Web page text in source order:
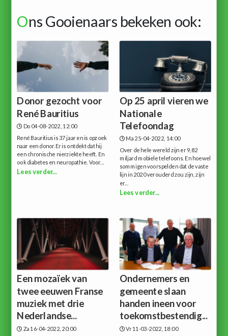
Ons Gooienaars bekeken ook:
Donor gezocht voor
René Bauritius
Do 04-08-2022, 12:00
René Bauritius is 37 jaar en is opzoek
naar een donor.Er is ontdekt dat hij
een chronische nierziekte heeft. En
ook diabetes en neuropathie. Voor...
Lees verder...
Op 25 april vieren we
Nationale
Telefoondag
Ma 25-04-2022, 14:00
Over de hele wereld zijn er 9,82
miljard mobiele telefoons. En hoewel
sommigen voorspelden dat de vaste
lijn in 2020 verouderd zou zijn, zijn
er...
Lees verder...
Een mozaïek van
twee eeuwen Franse
muziek met drie
Nederlandse...
Za 16-04-2022, 20:00
Ondernemers en
gemeente slaan
handen ineen voor
toekomstbestendig...
Vr 11-03-2022, 18:00